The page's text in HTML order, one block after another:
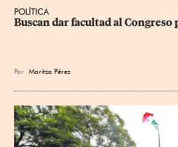
POLÍTICA
Buscan dar facultad al Congreso
Por Maritza Pérez